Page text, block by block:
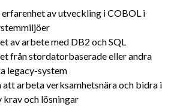
erfarenhet av utveckling i COBOL i
av arbete med DB2 och SQL
från stordatorbaserade eller andra
legacy-system
att arbeta verksamhetsnära och bidra i
krav och lösningar